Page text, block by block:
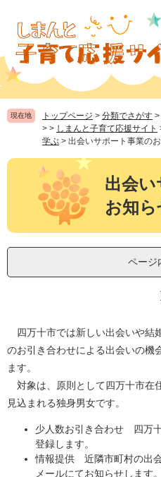
先
頭
す
。
を
飛
し
て
現在地 トップページ > 分類でさがす >
> > しまんと子育て応援サイト
学ぶ > 出会いサポート事業の
本
出会
お知ら
ページ
四万十市では新しい出会いや結
のお引き合わせによる出会いの機
ます。
対象は、原則として四万十市在
見込まれる独身男女です。
少人数お引き合わせ 四万
登録します。
情報提供 近隣市町村の出
メールにてお知らせします。